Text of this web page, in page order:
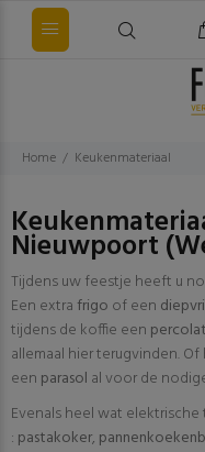
Home Keukenmateriaal
Nieuwpoort
Tijdens uw feestje heeft u
Een extrafrigo of een
tijdens de koffie een
allemaal hier terugvinden.
een parasol al voor de
Evenals heel wat
: pastakoker,